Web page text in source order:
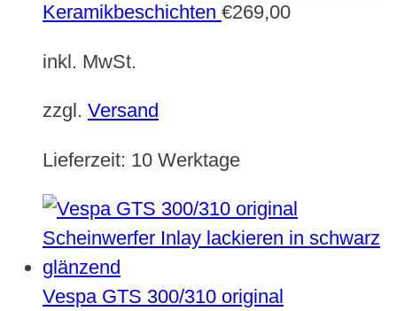
Keramikbeschichten €269,00
inkl. MwSt.
zzgl. Versand
Lieferzeit: 10 Werktage
Vespa GTS 300/310 original